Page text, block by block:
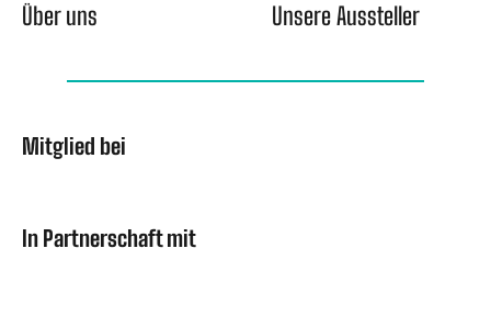
Über uns Unsere Aussteller
Mitglied bei
In Partnerschaft mit